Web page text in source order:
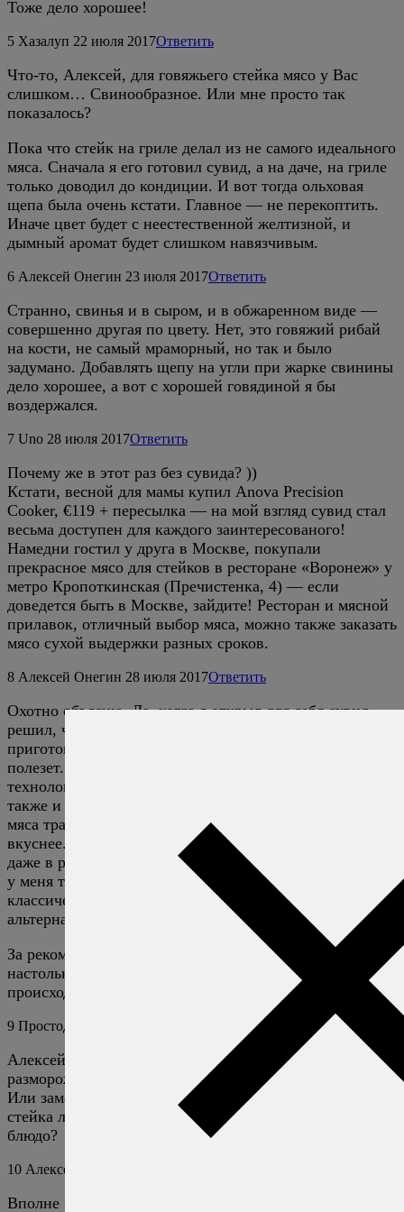
Тоже дело хорошее!
5 Хазалуп 22 июля 2017Ответить
Что-то, Алексей, для говяжьего стейка мясо у Вас
слишком… Свинообразное. Или мне просто так
показалось?
Пока что стейк на гриле делал из не самого идеального
мяса. Сначала я его готовил сувид, а на даче, на гриле
только доводил до кондиции. И вот тогда ольховая
щепа была очень кстати. Главное — не перекоптить.
Иначе цвет будет с неестественной желтизной, и
дымный аромат будет слишком навязчивым.
6 Алексей Онегин 23 июля 2017Ответить
Странно, свинья и в сыром, и в обжаренном виде —
совершенно другая по цвету. Нет, это говяжий рибай
на кости, не самый мраморный, но так и было
задумано. Добавлять щепу на угли при жарке свинины
дело хорошее, а вот с хорошей говядиной я бы
воздержался.
7 Uno 28 июля 2017Ответить
Почему же в этот раз без сувида? ))
Кстати, весной для мамы купил Anova Precision
Cooker, €119 + пересылка — на мой взгляд сувид стал
весьма доступен для каждого заинтересованого!
Намедни гостил у друга в Москве, покупали
прекрасное мясо для стейков в ресторане «Воронеж» у
метро Кропоткинская (Пречистенка, 4) — если
доведется быть в Москве, зайдите! Ресторан и мясной
прилавок, отличный выбор мяса, можно также заказать
мясо сухой выдержки разных сроков.
8 Алексей Онегин 28 июля 2017Ответить
Охотно объясню. Да, когда я открыл для себя сувид,
решил, что все, вот оно, теперь стейк,
приготовленный иным способом, мне в рот уже не
полезет. Но в процессе практического изучения этой
технологии стали понятны некоторые ее недостатки, а
также и то, что классические стейки из качественного
мяса традиционными способами получаются намного
вкуснее. То, что их иногда нужно пожевать — так это
даже в радость, если зубы на месте. :) Поэтому теперь
у меня такая сегрегация: для классических отрубов —
классические методы приготовления, для
альтернативных — альтернативные!
За рекомендацию спасибо, но в Москве я бываю
настолько редко, что мой интерес к тому, что в ней
происходит, сугубо теоретический.
9 Простодушный
Алексей, а возможно ли приготовить стейк из
размороженного мяса?
Или замораживание уже исключает приготовление
стейка любым образом, и нужно подбирать другое
блюдо?
10 Алексей Онегин
Вполне можно и из замороженного. Нужно аккуратно